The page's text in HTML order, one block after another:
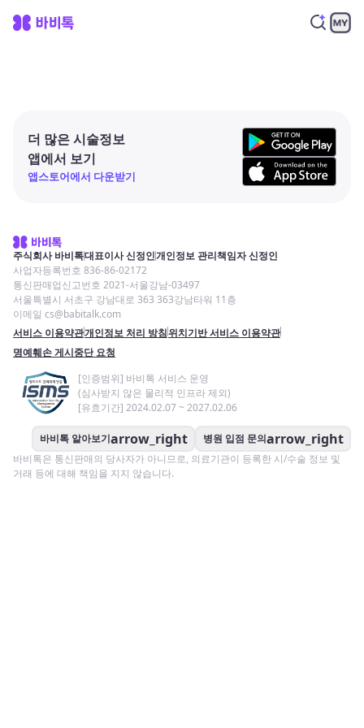
더 많은 시술정보
앱에서 보기
앱스토어에서 다운받기
주식회사 바비톡대표이사 신정인개인정보 관리책임자 신정인
사업자등록번호 836-86-02172
통신판매업신고번호 2021-서울강남-03497
서울특별시 서초구 강남대로 363 363강남타워 11층
이메일 cs@babitalk.com
서비스 이용약관개인정보 처리 방침위치기반 서비스 이용약관
명예훼손 게시중단 요청
[인증범위] 바비톡 서비스 운영
(심사받지 않은 물리적 인프라 제외)
[유효기간] 2024.02.07 ~ 2027.02.06
바비톡 알아보기arrow_right 병원 입점 문의arrow_right
바비톡은 통신판매의 당사자가 아니므로, 의료기관이 등록한 시/수술 정보 및
거래 등에 대해 책임을 지지 않습니다.